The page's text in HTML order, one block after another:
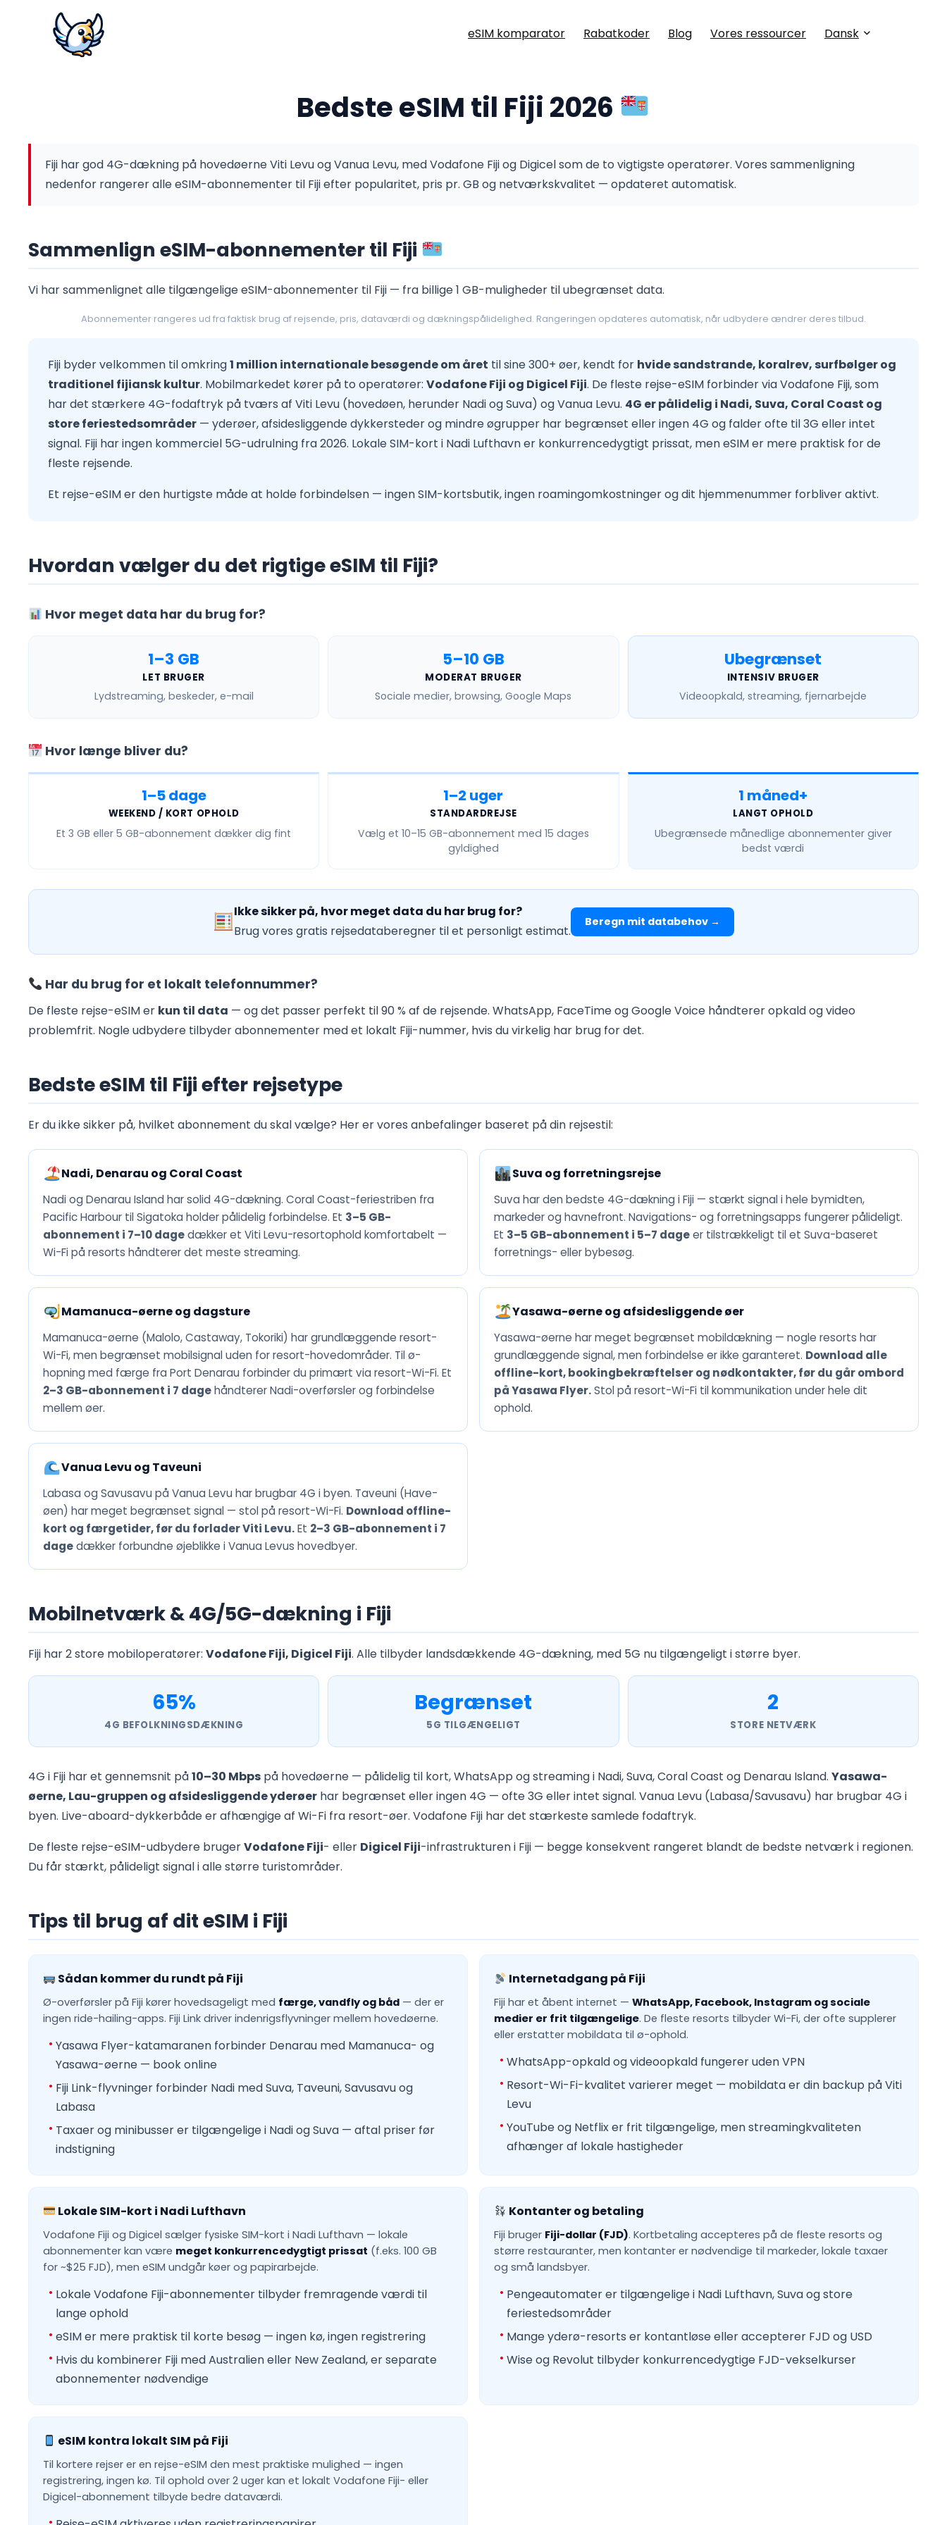
eSIM komparator Rabatkoder Blog Vores ressourcer Dansk
Bedste eSIM til Fiji 2026
Fiji har god 4G-dækning på hovedøerne Viti Levu og Vanua Levu, med Vodafone Fiji og Digicel som de to vigtigste operatører. Vores sammenligning
nedenfor rangerer alle eSIM-abonnementer til Fiji efter popularitet, pris pr. GB og netværkskvalitet — opdateret automatisk.
Sammenlign eSIM-abonnementer til Fiji
Vi har sammenlignet alle tilgængelige eSIM-abonnementer til Fiji — fra billige 1 GB-muligheder til ubegrænset data.
Abonnementer rangeres ud fra faktisk brug af rejsende, pris, dataværdi og dækningspålidelighed. Rangeringen opdateres automatisk, når udbydere ændrer deres tilbud.
Fiji byder velkommen til omkring1 million internationale besøgende om året til sine 300+ øer, kendt for hvide sandstrande, koralrev, surfbølger og
traditionel fijiansk kultur. Mobilmarkedet kører på to operatører: Vodafone Fiji og Digicel Fiji. De fleste rejse-eSIM forbinder via Vodafone Fiji, som
har det stærkere 4G-fodaftryk på tværs af Viti Levu (hovedøen, herunder Nadi og Suva) og Vanua Levu. 4G er pålidelig i Nadi, Suva, Coral Coast og
store feriestedsområder — yderøer, afsidesliggende dykkersteder og mindre øgrupper har begrænset eller ingen 4G og falder ofte til 3G eller intet
signal. Fiji har ingen kommerciel 5G-udrulning fra 2026. Lokale SIM-kort i Nadi Lufthavn er konkurrencedygtigt prissat, men eSIM er mere praktisk for de
fleste rejsende.
Et rejse-eSIM er den hurtigste måde at holde forbindelsen — ingen SIM-kortsbutik, ingen roamingomkostninger og dit hjemmenummer forbliver aktivt.
Hvordan vælger du det rigtige eSIM til Fiji?
Hvor meget data har du brug for?
1–3 GB
LET BRUGER
Lydstreaming, beskeder, e-mail
5–10 GB
MODERAT BRUGER
Sociale medier, browsing, Google Maps
Ubegrænset
INTENSIV BRUGER
Videoopkald, streaming, fjernarbejde
Hvor længe bliver du?
1–5 dage
WEEKEND / KORT OPHOLD
Et3 GB eller 5 GB-abonnement dækker dig fint
1–2 uger
STANDARDREJSE
Vælg et 10–15 GB-abonnement med 15 dages
gyldighed
1 måned+
LANGT OPHOLD
Ubegrænsede månedlige abonnementer giver
bedst værdi
Ikke sikker på, hvor meget data du har brug for?
Brug vores gratis rejsedataberegner til et personligt estimat.
Beregn mit databehov →
Har du brug for et lokalt telefonnummer?
De fleste rejse-eSIM er kun til data — og det passer perfekt til 90 % af de rejsende. WhatsApp, FaceTime og Google Voice håndterer opkald og video
problemfrit. Nogle udbydere tilbyder abonnementer med et lokalt Fiji-nummer, hvis du virkelig har brug for det.
Bedste eSIM til Fiji efter rejsetype
Er du ikke sikker på, hvilket abonnement du skal vælge? Her er vores anbefalinger baseret på din rejsestil:
Nadi, Denarau og Coral Coast
Nadi og Denarau Island har solid 4G-dækning. Coral Coast-feriestriben fra
Pacific Harbour til Sigatoka holder pålidelig forbindelse. Et 3–5 GB-
abonnement i 7–10 dagedækker et Viti Levu-resortophold komfortabelt —
Wi-Fi på resorts håndterer det meste streaming.
Suva og forretningsrejse
Suva har den bedste 4G-dækning i Fiji — stærkt signal i hele bymidten,
markeder og havnefront. Navigations- og forretningsapps fungerer pålideligt.
Et 3–5 GB-abonnement i 5–7 dageer tilstrækkeligt til et Suva-baseret
forretnings- eller bybesøg.
Mamanuca-øerne og dagsture
Mamanuca-øerne (Malolo, Castaway, Tokoriki) har grundlæggende resort-
Wi-Fi, men begrænset mobilsignal uden for resort-hovedområder. Til ø-
hopning med færge fra Port Denarau forbinder du primært via resort-Wi-Fi. Et
2–3 GB-abonnement i 7 dagehåndterer Nadi-overførsler og forbindelse
mellem øer.
Yasawa-øerne og afsidesliggende øer
Yasawa-øerne har meget begrænset mobildækning — nogle resorts har
grundlæggende signal, men forbindelse er ikke garanteret. Download alle
offline-kort, bookingbekræftelser og nødkontakter, før du går ombord
på Yasawa Flyer.Stol på resort-Wi-Fi til kommunikation under hele dit
ophold.
Vanua Levu og Taveuni
Labasa og Savusavu på Vanua Levu har brugbar 4G i byen. Taveuni (Have-
øen) har meget begrænset signal — stol på resort-Wi-Fi. Download offline-
kort og færgetider, før du forlader Viti Levu.Et 2–3 GB-abonnement i 7
dagedækker forbundne øjeblikke i Vanua Levus hovedbyer.
Mobilnetværk & 4G/5G-dækning i Fiji
Fiji har 2 store mobiloperatører: Vodafone Fiji, Digicel Fiji. Alle tilbyder landsdækkende 4G-dækning, med 5G nu tilgængeligt i større byer.
65%
4G BEFOLKNINGSDÆKNING
Begrænset
5G TILGÆNGELIGT
2
STORE NETVÆRK
4G i Fiji har et gennemsnit på10–30 Mbps på hovedøerne — pålidelig til kort, WhatsApp og streaming i Nadi, Suva, Coral Coast og Denarau Island. Yasawa-
øerne, Lau-gruppen og afsidesliggende yderøer har begrænset eller ingen 4G — ofte 3G eller intet signal. Vanua Levu (Labasa/Savusavu) har brugbar 4G i
byen. Live-aboard-dykkerbåde er afhængige af Wi-Fi fra resort-øer. Vodafone Fiji har det stærkeste samlede fodaftryk.
De fleste rejse-eSIM-udbydere brugerVodafone Fiji- eller Digicel Fiji-infrastrukturen i Fiji — begge konsekvent rangeret blandt de bedste netværk i regionen.
Du får stærkt, pålideligt signal i alle større turistområder.
Tips til brug af dit eSIM i Fiji
Sådan kommer du rundt på Fiji
Ø-overførsler på Fiji kører hovedsageligt med færge, vandfly og båd — der er
ingen ride-hailing-apps. Fiji Link driver indenrigsflyvninger mellem hovedøerne.
Yasawa Flyer-katamaranen forbinder Denarau med Mamanuca- og
Yasawa-øerne — book online
Fiji Link-flyvninger forbinder Nadi med Suva, Taveuni, Savusavu og
Labasa
Taxaer og minibusser er tilgængelige i Nadi og Suva — aftal priser før
indstigning
Internetadgang på Fiji
Fiji har et åbent internet — WhatsApp, Facebook, Instagram og sociale
medier er frit tilgængelige. De fleste resorts tilbyder Wi-Fi, der ofte supplerer
eller erstatter mobildata til ø-ophold.
WhatsApp-opkald og videoopkald fungerer uden VPN
Resort-Wi-Fi-kvalitet varierer meget — mobildata er din backup på Viti
Levu
YouTube og Netflix er frit tilgængelige, men streamingkvaliteten
afhænger af lokale hastigheder
Lokale SIM-kort i Nadi Lufthavn
Vodafone Fiji og Digicel sælger fysiske SIM-kort i Nadi Lufthavn — lokale
abonnementer kan være meget konkurrencedygtigt prissat (f.eks. 100 GB
for ~$25 FJD), men eSIM undgår køer og papirarbejde.
Lokale Vodafone Fiji-abonnementer tilbyder fremragende værdi til
lange ophold
eSIM er mere praktisk til korte besøg — ingen kø, ingen registrering
Hvis du kombinerer Fiji med Australien eller New Zealand, er separate
abonnementer nødvendige
Kontanter og betaling
Fiji bruger Fiji-dollar (FJD). Kortbetaling accepteres på de fleste resorts og
større restauranter, men kontanter er nødvendige til markeder, lokale taxaer
og små landsbyer.
Pengeautomater er tilgængelige i Nadi Lufthavn, Suva og store
feriestedsområder
Mange yderø-resorts er kontantløse eller accepterer FJD og USD
Wise og Revolut tilbyder konkurrencedygtige FJD-vekselkurser
eSIM kontra lokalt SIM på Fiji
Til kortere rejser er en rejse-eSIM den mest praktiske mulighed — ingen
registrering, ingen kø. Til ophold over 2 uger kan et lokalt Vodafone Fiji- eller
Digicel-abonnement tilbyde bedre dataværdi.